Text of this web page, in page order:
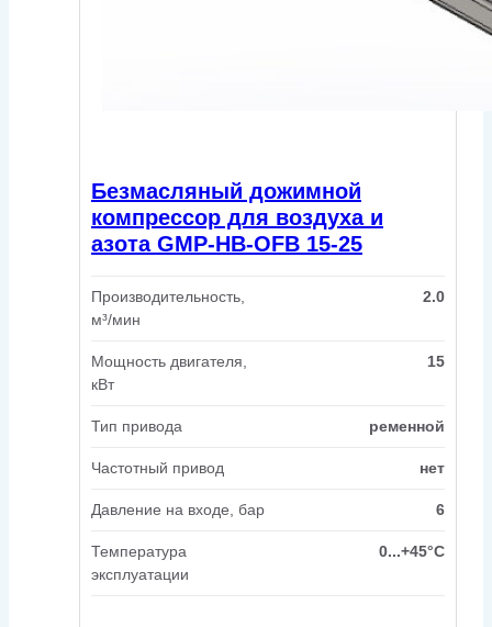
Безмасляный дожимной
компрессор для воздуха и
азота GMP-HB-OFB 15-25
Производительность,
м³/мин
2.0
Мощность двигателя,
кВт
15
Тип привода ременной
Частотный привод нет
Давление на входе, бар 6
Температура
эксплуатации
0...+45°C